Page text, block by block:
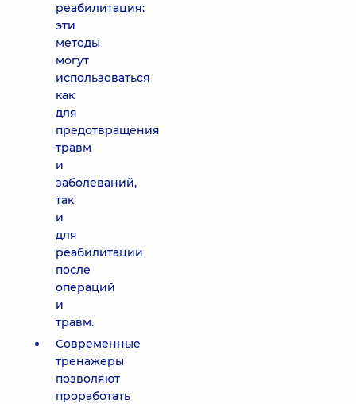
реабилитация:
эти
методы
могут
использоваться
как
для
предотвращения
травм
и
заболеваний,
так
и
для
реабилитации
после
операций
и
травм.
Современные
тренажеры
позволяют
проработать